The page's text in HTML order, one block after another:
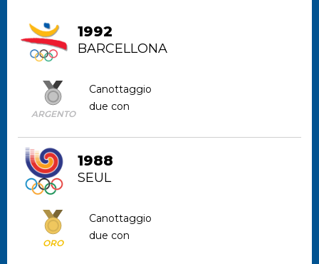
1992
BARCELLONA
ARGENTO
Canottaggio
due con
1988
SEUL
ORO
Canottaggio
due con